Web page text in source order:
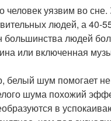
уязвим во
людей, а 40-
большинства людей
или включенная
шум помогает не
шума похожий
в